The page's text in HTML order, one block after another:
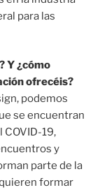
para las
Y ¿cómo
ofrecéis?
podemos
se encuentran
COVID-19,
y
parte de la
formar